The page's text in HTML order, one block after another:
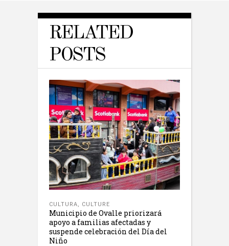
RELATED
POSTS
CULTURA CULTURE
Municipio de Ovalle priorizará
apoyo a familias afectadas y
suspende celebración del Día del
Niño